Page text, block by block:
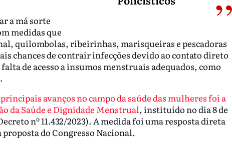
a má sorte
medidas que
quilombolas, ribeirinhas, marisqueiras e pescadoras
chances de contrair infecções devido ao contato direto
de acesso a insumos menstruais adequados, como
principais avanços no campo da saúde das mulheres foi a
da Saúde e Dignidade Menstrual, instituído no dia 8 de
nº 11.432/2023). A medida foi uma resposta direta
do Congresso Nacional.